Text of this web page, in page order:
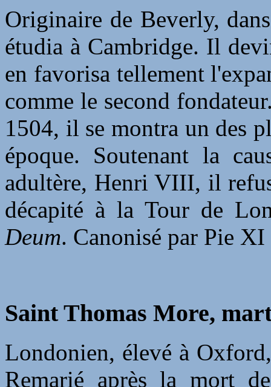
Originaire de Beverly,
étudia à Cambridge. Il
en favorisa tellement
comme le second
1504, il se montra un des
époque. Soutenant la
adultère, Henri VIII, il
décapité à la Tour de
Deum. Canonisé par Pie
Saint Thomas More,
Londonien, élevé à
Remarié après la mort